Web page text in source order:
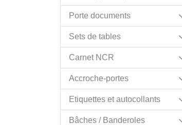
Porte documents
Sets de tables
Carnet NCR
Accroche-portes
Etiquettes et autocollants
Bâches / Banderoles